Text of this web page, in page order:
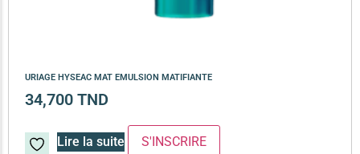
URIAGE HYSEAC MAT EMULSION MATIFIANTE
34,700 TND
Lire la suite